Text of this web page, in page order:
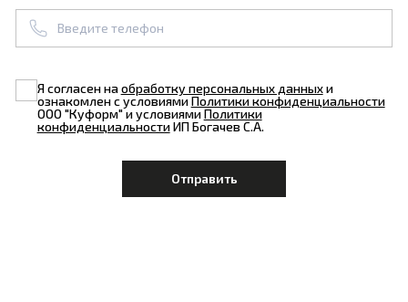
Я согласен наобработку персональных данныхи
ознакомлен с условиямиПолитики конфиденциальности
ООО "Куформ" и условиямиПолитики
конфиденциальностиИП Богачев С.А.